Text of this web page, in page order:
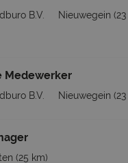
B.V. Nieuwegein
Medewerker
B.V. Nieuwegein
(25 km)